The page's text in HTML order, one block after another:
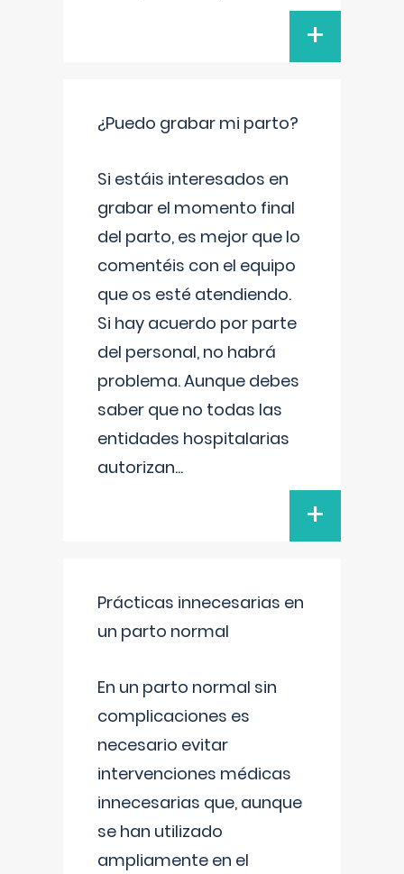
+
¿Puedo grabar mi parto?
Si estáis interesados en
grabar el momento final
del parto, es mejor que lo
comentéis con el equipo
que os esté atendiendo.
Si hay acuerdo por parte
del personal, no habrá
problema. Aunque debes
saber que no todas las
entidades hospitalarias
autorizan...
+
Prácticas innecesarias en
un parto normal
En un parto normal sin
complicaciones es
necesario evitar
intervenciones médicas
innecesarias que, aunque
se han utilizado
ampliamente en el